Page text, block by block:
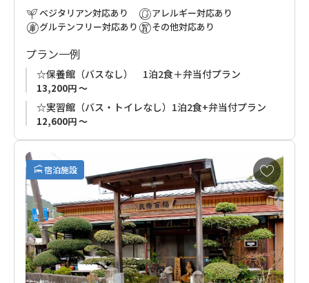
ベジタリアン対応あり
グルテンフリー対応あり
アレルギー対応あり
その他対応あり
プラン一例
☆保養館（バスなし） 1泊2食＋弁当付プラン
13,200円 ～
☆実習館（バス・トイレなし）1泊2食+弁当付プラン
12,600円 ～
宿泊施設
お
気
に
入
り
に
追
加